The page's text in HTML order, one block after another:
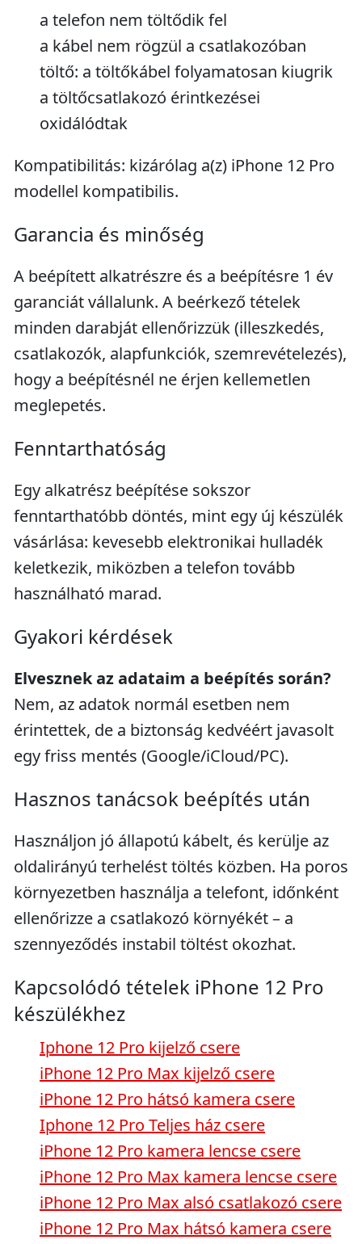
a telefon nem töltődik fel
a kábel nem rögzül a csatlakozóban
töltő: a töltőkábel folyamatosan kiugrik
a töltőcsatlakozó érintkezései
oxidálódtak
Kompatibilitás: kizárólag a(z) iPhone 12 Pro
modellel kompatibilis.
Garancia és minőség
A beépített alkatrészre és a beépítésre 1 év
garanciát vállalunk. A beérkező tételek
minden darabját ellenőrizzük (illeszkedés,
csatlakozók, alapfunkciók, szemrevételezés),
hogy a beépítésnél ne érjen kellemetlen
meglepetés.
Fenntarthatóság
Egy alkatrész beépítése sokszor
fenntarthatóbb döntés, mint egy új készülék
vásárlása: kevesebb elektronikai hulladék
keletkezik, miközben a telefon tovább
használható marad.
Gyakori kérdések
Elvesznek az adataim a beépítés során?
Nem, az adatok normál esetben nem
érintettek, de a biztonság kedvéért javasolt
egy friss mentés (Google/iCloud/PC).
Hasznos tanácsok beépítés után
Használjon jó állapotú kábelt, és kerülje az
oldalirányú terhelést töltés közben. Ha poros
környezetben használja a telefont, időnként
ellenőrizze a csatlakozó környékét – a
szennyeződés instabil töltést okozhat.
Kapcsolódó tételek iPhone 12 Pro
készülékhez
Iphone 12 Pro kijelző csere
iPhone 12 Pro Max kijelző csere
iPhone 12 Pro hátsó kamera csere
Iphone 12 Pro Teljes ház csere
iPhone 12 Pro kamera lencse csere
iPhone 12 Pro Max kamera lencse csere
iPhone 12 Pro Max alsó csatlakozó csere
iPhone 12 Pro Max hátsó kamera csere